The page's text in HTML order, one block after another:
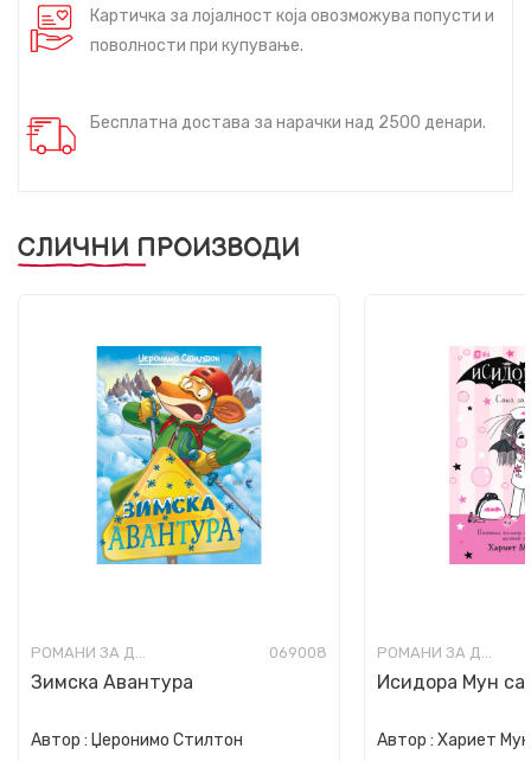
Картичка за лојалност која овозможува попусти и
поволности при купување.
Бесплатна достава за нарачки над 2500 денари.
СЛИЧНИ ПРОИЗВОДИ
РОМАНИ ЗА ДЕЦА 069008
Зимска Авантура
Автор : Џеронимо Стилтон
РОМАНИ ЗА ДЕЦА
Исидора Мун
Автор : Хариет